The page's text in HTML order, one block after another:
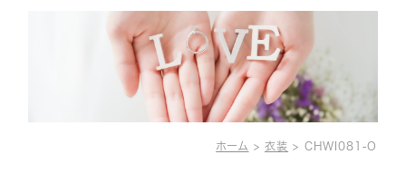
PLAN
CLOTHING
NEWS
GALLERY
ホーム > 衣装 > CHWI081-O